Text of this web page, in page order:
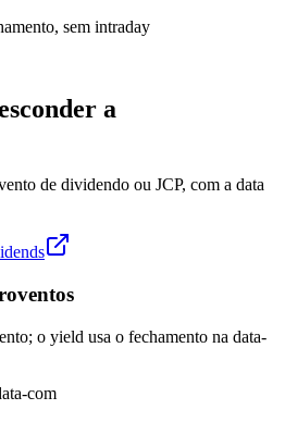
sem intraday
a
de dividendo ou JCP, com a data
o yield usa o fechamento na data-
com